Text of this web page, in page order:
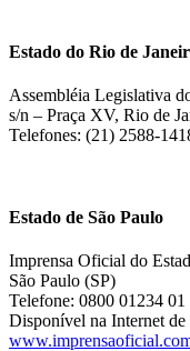
Estado do Rio de
Assembléia Legislativa
s/n – Praça XV, Rio de
Telefones: (21) 2588-
Estado de São Paulo
Imprensa Oficial do
São Paulo (SP)
Telefone: 0800 01234 01
Disponível na Internet de